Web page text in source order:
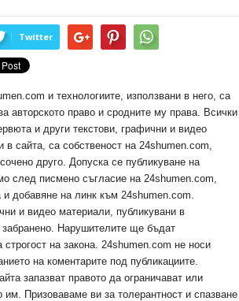
Twitter
и технологиите, използвани в него, са
авторското право и сродните му права. Всички
и други текстови, графични и видео
в сайта, са собственост на 24shumen.com,
друго. Допуска се публикуване на
след писмено съгласие на 24shumen.com,
и добавяне на линк към 24shumen.com.
и видео материали, публикувани в
забранено. Нарушителите ще бъдат
строгост на закона. 24shumen.com не носи
на коментарите под публикациите.
запазват правото да ограничават или
им. Призоваваме ви за толерантност и спазване